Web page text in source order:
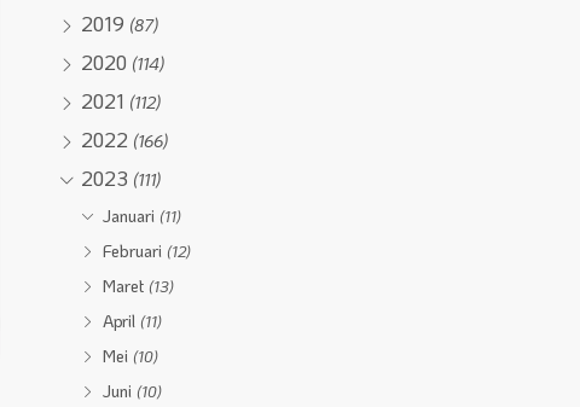
2019 (87)
2020 (114)
2021 (112)
2022 (166)
2023 (111)
Januari (11)
Februari (12)
Maret (13)
April (11)
Mei (10)
Juni (10)